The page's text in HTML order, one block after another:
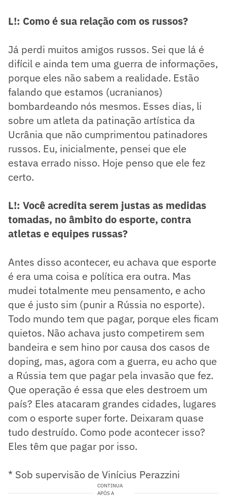
L!: Como é sua relação com os russos?
Já perdi muitos amigos russos. Sei que lá é
difícil e ainda tem uma guerra de informações,
porque eles não sabem a realidade. Estão
falando que estamos (ucranianos)
bombardeando nós mesmos. Esses dias, li
sobre um atleta da patinação artística da
Ucrânia que não cumprimentou patinadores
russos. Eu, inicialmente, pensei que ele
estava errado nisso. Hoje penso que ele fez
certo.
L!: Você acredita serem justas as medidas
tomadas, no âmbito do esporte, contra
atletas e equipes russas?
Antes disso acontecer, eu achava que esporte
é era uma coisa e política era outra. Mas
mudei totalmente meu pensamento, e acho
que é justo sim (punir a Rússia no esporte).
Todo mundo tem que pagar, porque eles ficam
quietos. Não achava justo competirem sem
bandeira e sem hino por causa dos casos de
doping, mas, agora com a guerra, eu acho que
a Rússia tem que pagar pela invasão que fez.
Que operação é essa que eles destroem um
país? Eles atacaram grandes cidades, lugares
com o esporte super forte. Deixaram quase
tudo destruído. Como pode acontecer isso?
Eles têm que pagar por isso.
* Sob supervisão de Vinícius Perazzini
CONTINUA
APÓS A